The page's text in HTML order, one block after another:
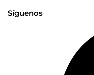
Síguenos